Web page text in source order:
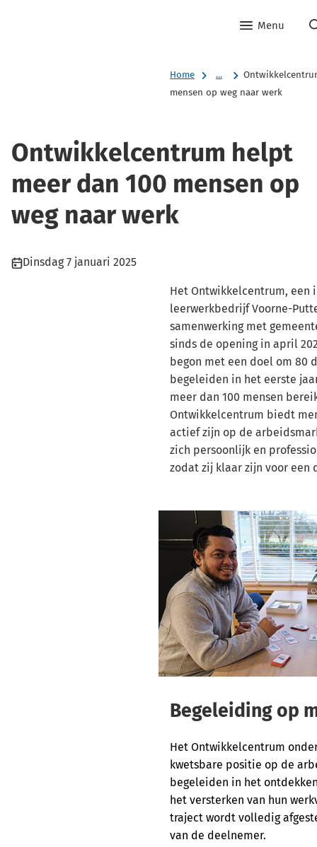
Menu
Home ...
mensen op weg naar werk
Ontwikkelcentrum helpt
meer dan 100 mensen op
weg naar werk
Publicatiedatum:
Dinsdag 7 januari 2025
Het Ontwikkelcentrum, een
leerwerkbedrijf Voorne-
samenwerking met
sinds de opening in april
begon met een doel om 80
begeleiden in het eerste
meer dan 100 mensen
Ontwikkelcentrum biedt
actief zijn op de
zich persoonlijk en
zodat zij klaar zijn voor een
Begeleiding op
Het Ontwikkelcentrum
kwetsbare positie op de
begeleiden in het
het versterken van hun
traject wordt volledig
van de deelnemer.